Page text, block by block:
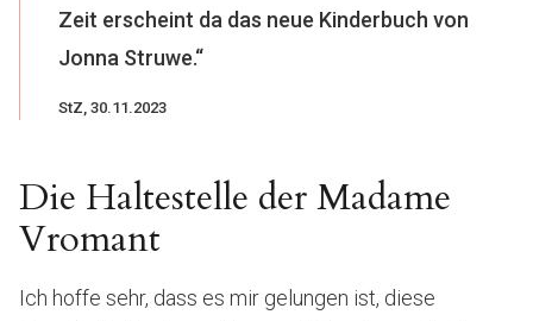
Zeit erscheint da das neue Kinderbuch von
Jonna Struwe.“
StZ, 30.11.2023
Die Haltestelle der Madame
Vromant
Ich hoffe sehr, dass es mir gelungen ist, diese